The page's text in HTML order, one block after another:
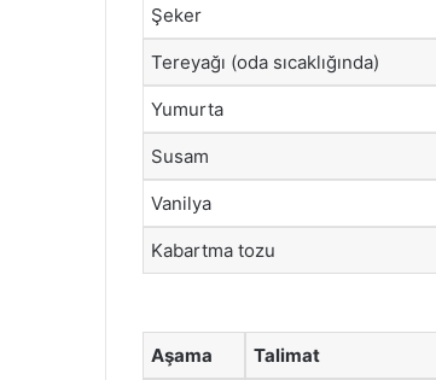
Şeker
Tereyağı (oda sıcaklığında)
Yumurta
Susam
Vanilya
Kabartma tozu
Aşama Talimat